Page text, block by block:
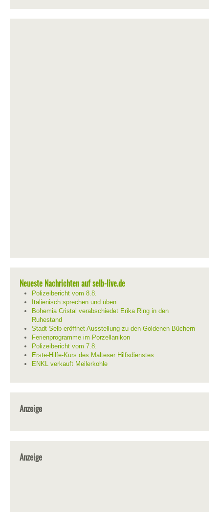
Neueste Nachrichten auf selb-live.de
Polizeibericht vom 8.8.
Italienisch sprechen und üben
Bohemia Cristal verabschiedet Erika Ring in den
Ruhestand
Stadt Selb eröffnet Ausstellung zu den Goldenen Büchern
Ferienprogramme im Porzellanikon
Polizeibericht vom 7.8.
Erste-Hilfe-Kurs des Malteser Hilfsdienstes
ENKL verkauft Meilerkohle
Anzeige
Anzeige